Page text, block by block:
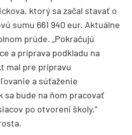
ktorý sa začal stavať o
sumu 661 940 eur. Aktuálne
prúde. „Pokračujú
a príprava podkladu na
mal pre prípravu
a súťaženie
sa bude na ňom pracovať
po otvorení školy,”